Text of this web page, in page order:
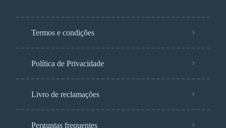
Termos e condições
Política de Privacidade
Livro de reclamações
Perguntas frequentes